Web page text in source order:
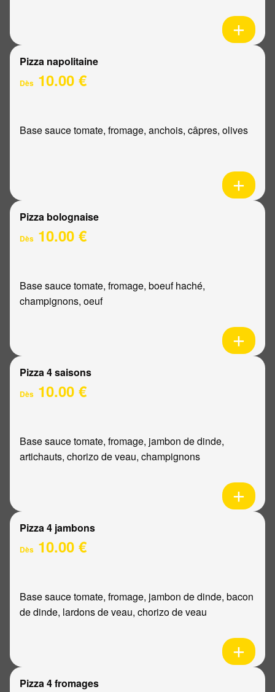
Pizza napolitaine
Dès 10.00 €
Base sauce tomate, fromage, anchois, câpres, olives
Pizza bolognaise
Dès 10.00 €
Base sauce tomate, fromage, boeuf haché,
champignons, oeuf
Pizza 4 saisons
Dès 10.00 €
Base sauce tomate, fromage, jambon de dinde,
artichauts, chorizo de veau, champignons
Pizza 4 jambons
Dès 10.00 €
Base sauce tomate, fromage, jambon de dinde, bacon
de dinde, lardons de veau, chorizo de veau
Pizza 4 fromages